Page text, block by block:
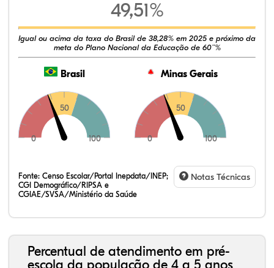
49,51%
Igual ou acima da taxa do Brasil de 38,28% em 2025 e próximo da
meta do Plano Nacional da Educação de 60¨%
Brasil
0
50
100
Minas Gerais
0
50
100
Fonte: Censo Escolar/Portal Inepdata/INEP;
CGI Demográfico/RIPSA e
CGIAE/SVSA/Ministério da Saúde
Notas Técnicas
Percentual de atendimento em pré-